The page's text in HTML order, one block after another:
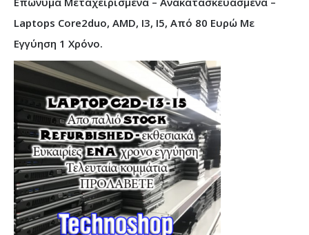
Laptops Core2duo, AMD, I3, I5, Από 80 Ευρώ Με
Εγγύηση 1 Χρόνο.